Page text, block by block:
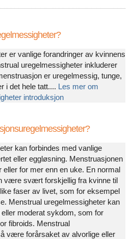
er vanlige forandringer av kvinnens
uregelmessigheter inkluderer
er uregelmessig, tunge,
i det hele tatt.... Les mer om
introduksjon
kan forbindes med vanlige
eller eggløsning. Menstruasjonen
eller for mer enn en uke. En normal
være svært forskjellig fra kvinne til
faser av livet, som for eksempel
Menstrual uregelmessigheter kan
moderat sykdom, som for
fibroids. Menstrual
være forårsaket av alvorlige eller